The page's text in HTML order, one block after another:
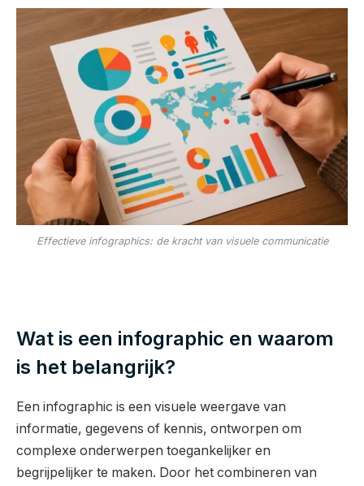
Effectieve infographics: de kracht van visuele communicatie
Wat is een infographic en waarom
is het belangrijk?
Een infographic is een visuele weergave van
informatie, gegevens of kennis, ontworpen om
complexe onderwerpen toegankelijker en
begrijpelijker te maken. Door het combineren van